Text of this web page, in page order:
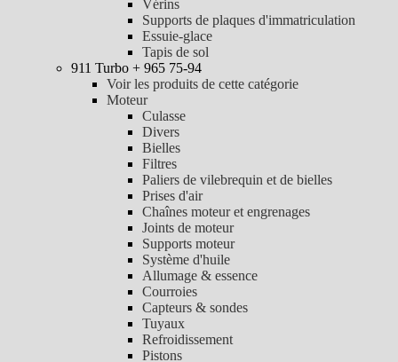
Vérins
Supports de plaques d'immatriculation
Essuie-glace
Tapis de sol
911 Turbo + 965 75-94
Voir les produits de cette catégorie
Moteur
Culasse
Divers
Bielles
Filtres
Paliers de vilebrequin et de bielles
Prises d'air
Chaînes moteur et engrenages
Joints de moteur
Supports moteur
Système d'huile
Allumage & essence
Courroies
Capteurs & sondes
Tuyaux
Refroidissement
Pistons